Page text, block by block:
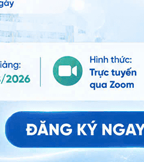
tuổi dậy thì có cao
được không?
thêm